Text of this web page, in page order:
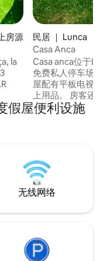
房源
la
民居 ｜ Lunca
Casa Anca
Casa anca位于
免费私人停车场和免
屋配有平板电视。
上用品。 房客还可以在花园里放松身心。
科尔文城堡（
anca 34公里，
假屋便利设施
无线网络